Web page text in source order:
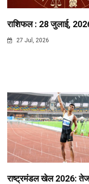
राशिफल : 28 जुलाई,
27 Jul, 2026
राष्ट्रमंडल खेल 2026: